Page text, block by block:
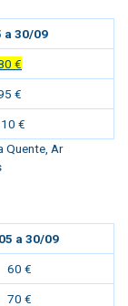
a 30/09
€
€
€
Quente, Ar
a 30/09
60 €
70 €